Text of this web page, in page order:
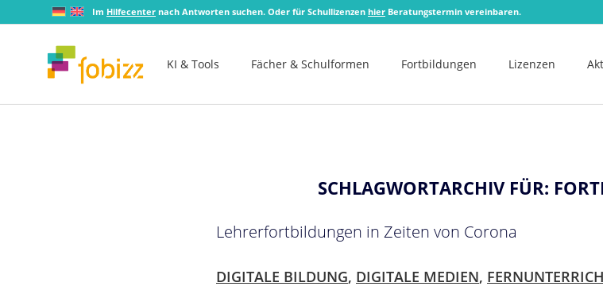
Im Hilfecenter nach Antworten suchen. Oder für Schullizenzen hier Beratungstermin vereinbaren.
KI & Tools Fächer & Schulformen Fortbildungen Lizenzen
SCHLAGWORTARCHIV FÜR:
Lehrerfortbildungen in Zeiten von Corona
DIGITALE BILDUNG, DIGITALE MEDIEN,